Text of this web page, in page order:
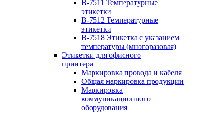
B-7511 Температурные
этикетки
B-7512 Температурные
этикетки
B-7518 Этикетка с указанием
температуры (многоразовая)
Этикетки для офисного
принтера
Маркировка провода и кабеля
Общая маркировка продукции
Маркировка
коммуникационного
оборудования